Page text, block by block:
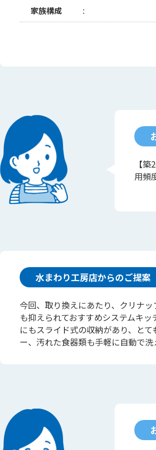
家族構成
【
用頻
水まわり工房店からのご提案
今回、取り換えにあたり、クリナ
も抑えられておすすめシステムキ
にもスライド式の収納があり、と
ー、汚れた食器類も手軽に自動で洗